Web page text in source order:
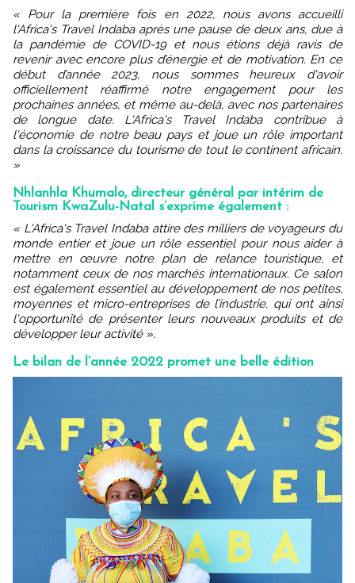
« Pour la première fois en 2022, nous avons accueilli
l'Africa's Travel Indaba après une pause de deux ans, due à
la pandémie de COVID-19 et nous étions déjà ravis de
revenir avec encore plus d’énergie et de motivation. En ce
début d’année 2023, nous sommes heureux d'avoir
officiellement réaffirmé notre engagement pour les
prochaines années, et même au-delà, avec nos partenaires
de longue date. L'Africa's Travel Indaba contribue à
l'économie de notre beau pays et joue un rôle important
dans la croissance du tourisme de tout le continent africain.
»
Nhlanhla Khumalo, directeur général par intérim de
Tourism KwaZulu-Natal s’exprime également :
« L'Africa's Travel Indaba attire des milliers de voyageurs du
monde entier et joue un rôle essentiel pour nous aider à
mettre en œuvre notre plan de relance touristique, et
notamment ceux de nos marchés internationaux. Ce salon
est également essentiel au développement de nos petites,
moyennes et micro-entreprises de l’industrie, qui ont ainsi
l'opportunité de présenter leurs nouveaux produits et de
développer leur activité ».
Le bilan de l’année 2022 promet une belle édition